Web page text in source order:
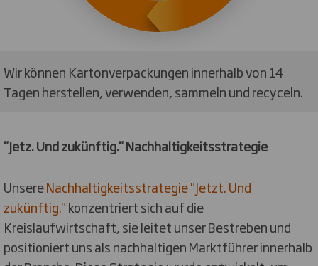
Wir können Kartonverpackungen innerhalb von 14
Tagen herstellen, verwenden, sammeln und recyceln.
"Jetz. Und zukünftig." Nachhaltigkeitsstrategie
UnsereNachhaltigkeitsstrategie "Jetzt. Und
zukünftig."konzentriert sich auf die
Kreislaufwirtschaft, sie leitet unser Bestreben und
positioniert uns als nachhaltigen Marktführer innerhalb